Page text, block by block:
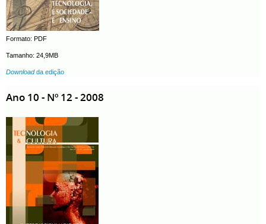
Formato: PDF
Tamanho: 24,9MB
Downloadda edição
Ano 10 - Nº 12 - 2008